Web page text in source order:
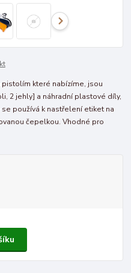
které nabízíme, jsou
2 jehly] a náhradní plastové díly,
používá k nastřelení etiket na
čepelkou. Vhodné pro